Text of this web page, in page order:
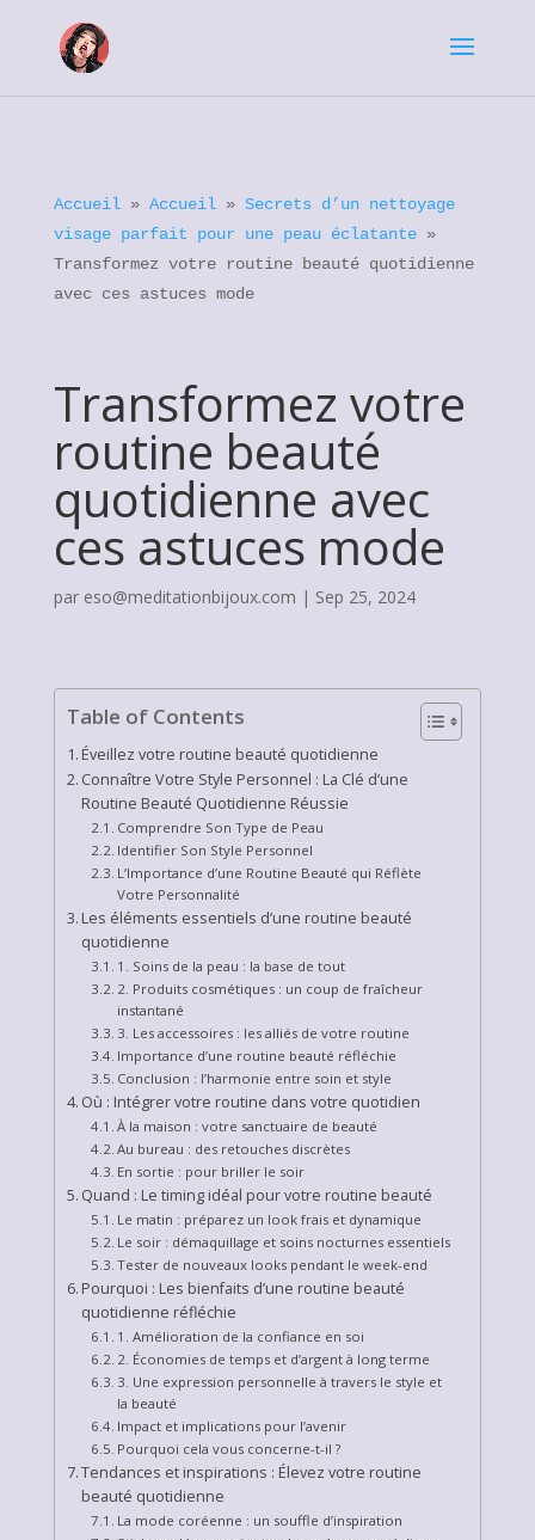
Accueil» Accueil» Secrets d’un nettoyage
visage parfait pour une peau éclatante»
Transformez votre routine beauté quotidienne
avec ces astuces mode
Transformez votre
routine beauté
quotidienne avec
ces astuces mode
par eso@meditationbijoux.com | Sep 25, 2024
Table of Contents
Éveillez votre routine beauté quotidienne
Connaître Votre Style Personnel : La Clé d’une
Routine Beauté Quotidienne Réussie
Comprendre Son Type de Peau
Identifier Son Style Personnel
L’Importance d’une Routine Beauté qui Réflète
Votre Personnalité
Les éléments essentiels d’une routine beauté
quotidienne
1. Soins de la peau : la base de tout
2. Produits cosmétiques : un coup de fraîcheur
instantané
3. Les accessoires : les alliés de votre routine
Importance d’une routine beauté réfléchie
Conclusion : l’harmonie entre soin et style
Où : Intégrer votre routine dans votre quotidien
À la maison : votre sanctuaire de beauté
Au bureau : des retouches discrètes
En sortie : pour briller le soir
Quand : Le timing idéal pour votre routine beauté
Le matin : préparez un look frais et dynamique
Le soir : démaquillage et soins nocturnes essentiels
Tester de nouveaux looks pendant le week-end
Pourquoi : Les bienfaits d’une routine beauté
quotidienne réfléchie
1. Amélioration de la confiance en soi
2. Économies de temps et d’argent à long terme
3. Une expression personnelle à travers le style et
la beauté
Impact et implications pour l’avenir
Pourquoi cela vous concerne-t-il ?
Tendances et inspirations : Élevez votre routine
beauté quotidienne
La mode coréenne : un souffle d’inspiration